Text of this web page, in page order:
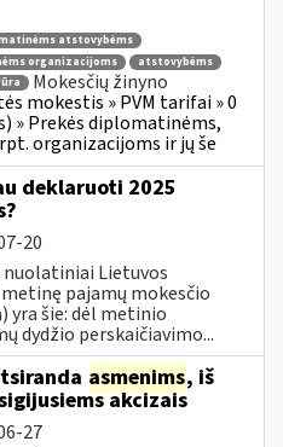
atstovybėms
organizacijoms
atstovybėms
Mokesčių žinyno
mokestis » PVM tarifai » 0
» Prekės diplomatinėms,
organizacijoms ir jų še
deklaruoti 2025
20
Lietuvos
pajamų mokesčio
yra šie: dėl metinio
dydžio perskaičiavimo...
asmenims, iš
akcizais
27